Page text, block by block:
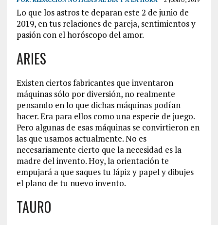
Lo que los astros te deparan este 2 de junio de
2019, en tus relaciones de pareja, sentimientos y
pasión con el horóscopo del amor.
ARIES
Existen ciertos fabricantes que inventaron
máquinas sólo por diversión, no realmente
pensando en lo que dichas máquinas podían
hacer. Era para ellos como una especie de juego.
Pero algunas de esas máquinas se convirtieron en
las que usamos actualmente. No es
necesariamente cierto que la necesidad es la
madre del invento. Hoy, la orientación te
empujará a que saques tu lápiz y papel y dibujes
el plano de tu nuevo invento.
TAURO